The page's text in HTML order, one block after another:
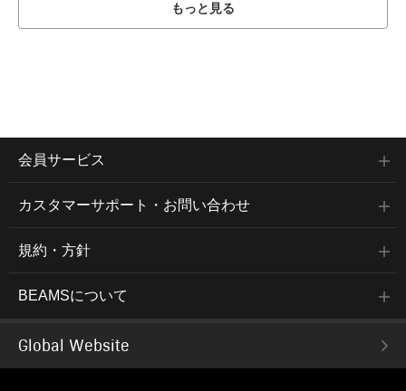
もっと見る
会員サービス
カスタマーサポート・お問い合わせ
規約・方針
BEAMSについて
Global Website